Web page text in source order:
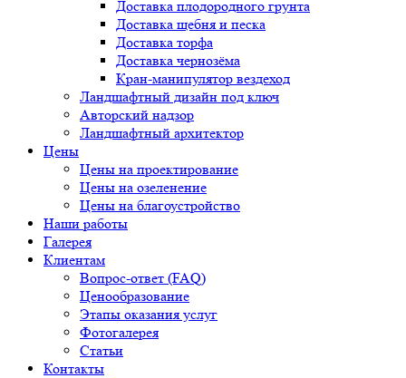
Доставка плодородного грунта
Доставка щебня и песка
Доставка торфа
Доставка чернозёма
Кран-манипулятор вездеход
Ландшафтный дизайн под ключ
Авторский надзор
Ландшафтный архитектор
Цены
Цены на проектирование
Цены на озеленение
Цены на благоустройство
Наши работы
Галерея
Клиентам
Вопрос-ответ (FAQ)
Ценообразование
Этапы оказания услуг
Фотогалерея
Статьи
Контакты